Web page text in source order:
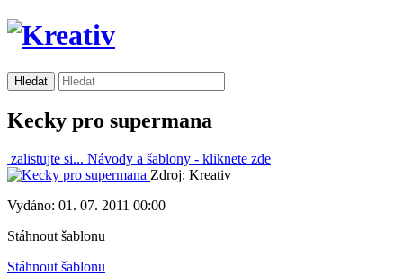
Kecky pro supermana
zalistujte si... Návody a šablony - kliknete zde
Zdroj: Kreativ
Vydáno: 01. 07. 2011 00:00
Stáhnout šablonu
Stáhnout šablonu